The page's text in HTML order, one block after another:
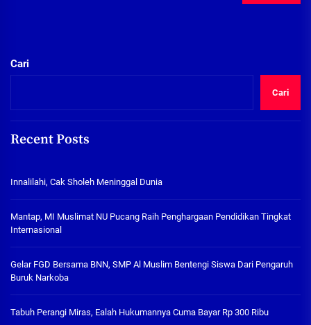
Cari
Cari
Recent Posts
Innalilahi, Cak Sholeh Meninggal Dunia
Mantap, MI Muslimat NU Pucang Raih Penghargaan Pendidikan Tingkat
Internasional
Gelar FGD Bersama BNN, SMP Al Muslim Bentengi Siswa Dari Pengaruh
Buruk Narkoba
Tabuh Perangi Miras, Ealah Hukumannya Cuma Bayar Rp 300 Ribu